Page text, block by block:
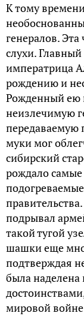
К тому
генералов.
слухи.
императрица
рождению и
Рожденный ею
неизлечимую
передаваемую
муки мог
сибирский
рождало
подрывал
такой тугой
шашки еще
подтверждая
была наделена
мировой